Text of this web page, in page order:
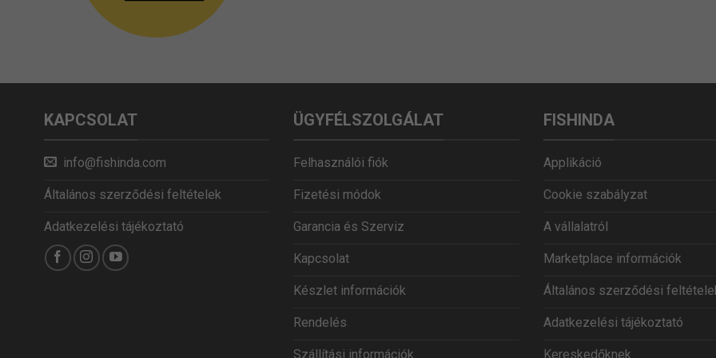
KAPCSOLAT
info@fishinda.com
Általános szerződési feltételek
Adatkezelési tájékoztató
ÜGYFÉLSZOLGÁLAT
Felhasználói fiók
Fizetési módok
Garancia és Szerviz
Kapcsolat
Készlet információk
Rendelés
Szállítási információk
FISHINDA
Applikáció
Cookie szabályzat
A vállalatról
Marketplace információk
Általános szerződési
Adatkezelési tájékoztató
Kereskedőknek